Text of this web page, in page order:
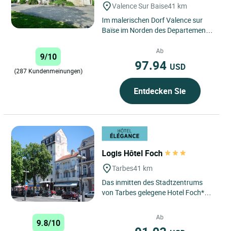
Valence Sur Baise41 km
Im malerischen Dorf Valence sur
Baïse im Norden des Departements
liegt das Logis Hôtel...
9/10
(287 Kundenmeinungen)
Ab
97.94 USD
Entdecken Sie
Logis Hôtel Foch
Tarbes41 km
Das inmitten des Stadtzentrums
von Tarbes gelegene Hotel Foch***
9.8/10
Ab